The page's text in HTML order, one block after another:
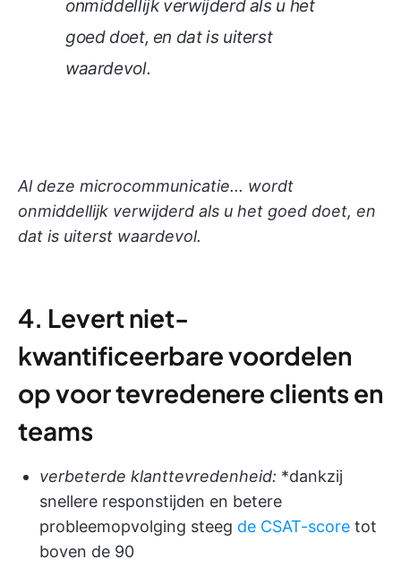
onmiddellijk verwijderd als u het
goed doet, en dat is uiterst
waardevol.
Al deze microcommunicatie... wordt
onmiddellijk verwijderd als u het goed doet, en
dat is uiterst waardevol.
4. Levert niet-
kwantificeerbare voordelen
op voor tevredenere clients en
teams
verbeterde klanttevredenheid: *dankzij
snellere responstijden en betere
probleemopvolging steeg de CSAT-score tot
boven de 90